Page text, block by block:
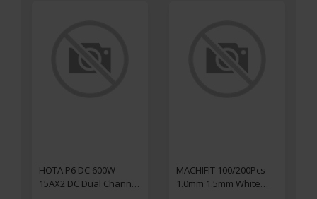
HOTA P6 DC 600W
15AX2 DC Dual Channel
MACHIFIT 100/200Pcs
1.0mm 1.5mm White